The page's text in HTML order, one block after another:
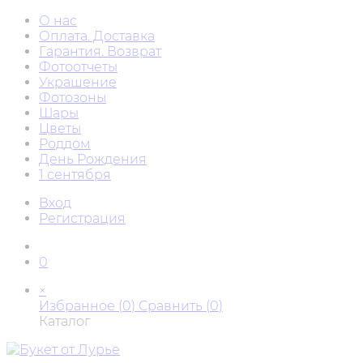
О нас
Оплата. Доставка
Гарантия. Возврат
Фотоотчеты
Украшение
Фотозоны
Шары
Цветы
Роддом
День Рождения
1 сентября
Вход
Регистрация
0
×
Избранное (0) Сравнить (0)
Каталог